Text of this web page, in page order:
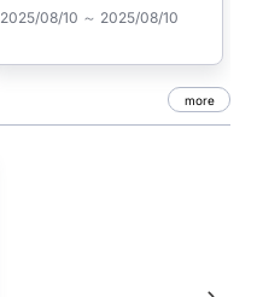
2025/08/10 ～ 2025/08/10
more